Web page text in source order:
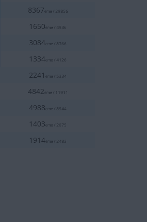
8367eme / 29856
1650eme / 4936
3084eme / 8766
1334eme / 4126
2241 eme / 5334
4842eme / 11911
4988eme / 8544
1403eme / 2075
1914eme / 2483